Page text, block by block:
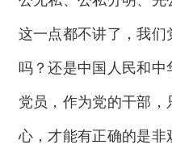
这一点都不讲了，我们
吗？还是中国人民和
党员，作为党的干部
心，才能有正确的是非